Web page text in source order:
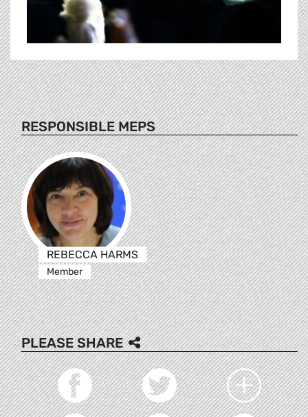
RESPONSIBLE MEPS
REBECCA HARMS
Member
PLEASE SHARE